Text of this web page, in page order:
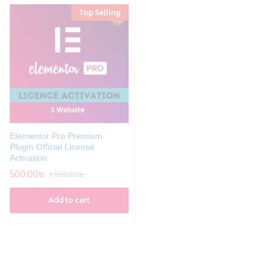
Top Selling
Elementor Pro Premium
Plugin Official License
Activation
500.00৳ 1,500.00৳
Add to cart